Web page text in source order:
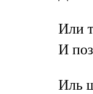
Или
И
Иль